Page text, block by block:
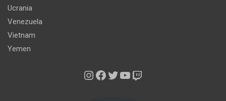
Ucrania
Venezuela
Vietnam
Yemen
Instagram
Facebook
Twitter
YouTube
Twitch